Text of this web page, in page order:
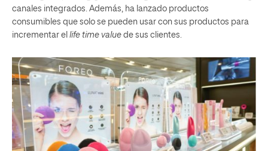
canales integrados. Además, ha lanzado productos
consumibles que solo se pueden usar con sus productos para
incrementar el life time value de sus clientes.